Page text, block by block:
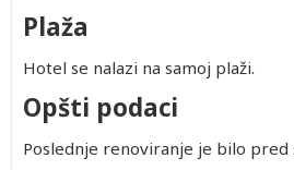
Plaža
Hotel se nalazi na samoj plaži.
Opšti podaci
Poslednje renoviranje je bilo pred